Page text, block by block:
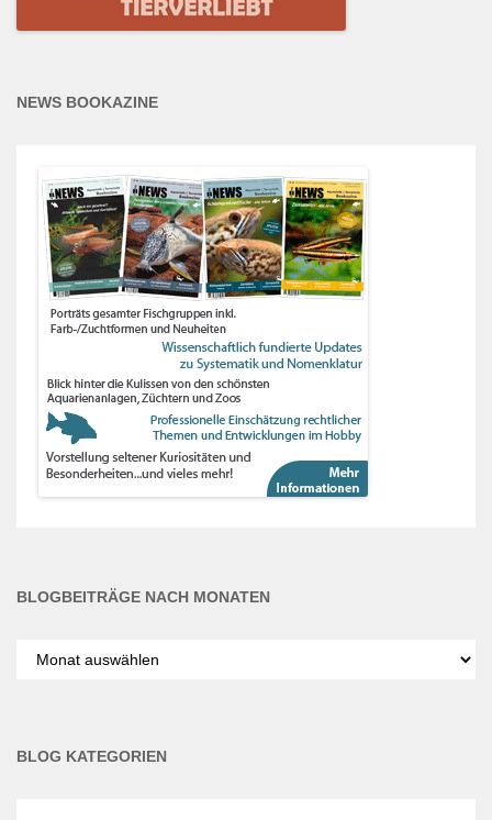
NEWS BOOKAZINE
BLOGBEITRÄGE NACH MONATEN
nach
BLOG KATEGORIEN